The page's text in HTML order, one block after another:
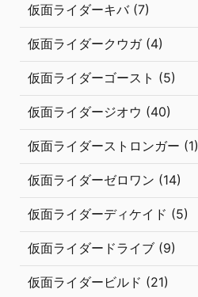
仮面ライダーキバ (7)
仮面ライダークウガ (4)
仮面ライダーゴースト (5)
仮面ライダージオウ (40)
仮面ライダーストロンガー (1)
仮面ライダーゼロワン (14)
仮面ライダーディケイド (5)
仮面ライダードライブ (9)
仮面ライダービルド (21)